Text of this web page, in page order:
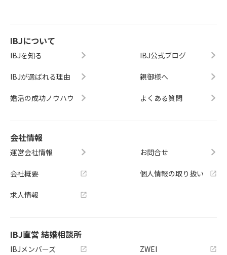
IBJについて
IBJを知る
IBJが選ばれる理由
婚活の成功ノウハウ
IBJ公式ブログ
親御様へ
よくある質問
会社情報
運営会社情報
会社概要
求人情報
お問合せ
個人情報の取り扱い
IBJ直営 結婚相談所
IBJメンバーズ ZWEI